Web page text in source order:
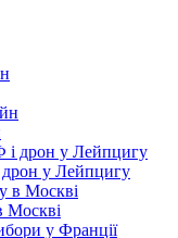
дрон у Лейпцигу
Москві